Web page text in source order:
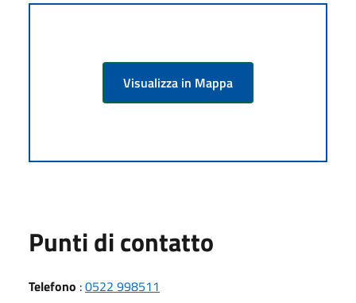
Visualizza in Mappa
Punti di contatto
Telefono :0522 998511